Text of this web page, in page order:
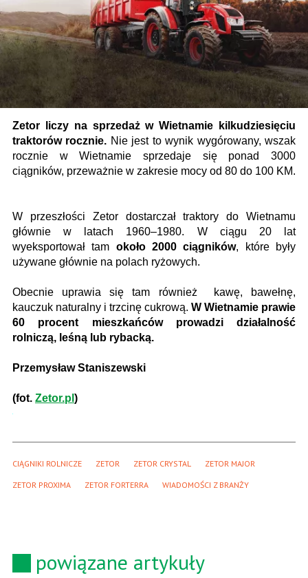
Zetor liczy na sprzedaż w Wietnamie kilkudziesięciu
traktorów rocznie. Nie jest to wynik wygórowany, wszak
rocznie w Wietnamie sprzedaje się ponad 3000
ciągników, przeważnie w zakresie mocy od 80 do 100 KM.
W przeszłości Zetor dostarczał traktory do Wietnamu
głównie w latach 1960–1980. W ciągu 20 lat
wyeksportował tam około 2000 ciągników, które były
używane głównie na polach ryżowych.
Obecnie uprawia się tam również kawę, bawełnę,
kauczuk naturalny i trzcinę cukrową. W Wietnamie prawie
60 procent mieszkańców prowadzi działalność
rolniczą, leśną lub rybacką.
Przemysław Staniszewski
(fot. Zetor.pl )
CIĄGNIKI ROLNICZE ZETOR ZETOR CRYSTAL ZETOR MAJOR
ZETOR PROXIMA ZETOR FORTERRA WIADOMOŚCI Z BRANŻY
powiązane artykuły